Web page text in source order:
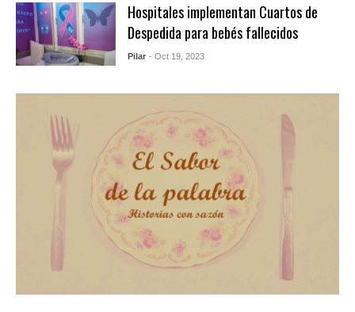
Hospitales implementan Cuartos de
Despedida para bebés fallecidos
Pilar - Oct 19, 2023